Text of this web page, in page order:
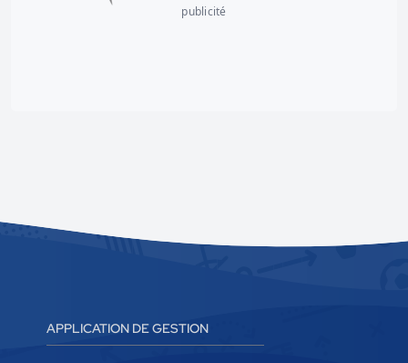
publicité
APPLICATION DE GESTION